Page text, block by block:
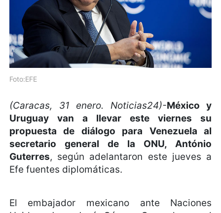
Foto:EFE
(Caracas, 31 enero. Noticias24)-México y
Uruguay van a llevar este viernes su
propuesta de diálogo para Venezuela al
secretario general de la ONU, António
Guterres, según adelantaron este jueves a
Efe fuentes diplomáticas.
El embajador mexicano ante Naciones